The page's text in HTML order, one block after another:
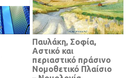
Παυλάκη, Σοφία,
Αστικό και
περιαστικό πράσινο
Νομοθετικό Πλαίσιο